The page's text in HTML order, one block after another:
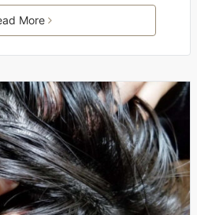
More